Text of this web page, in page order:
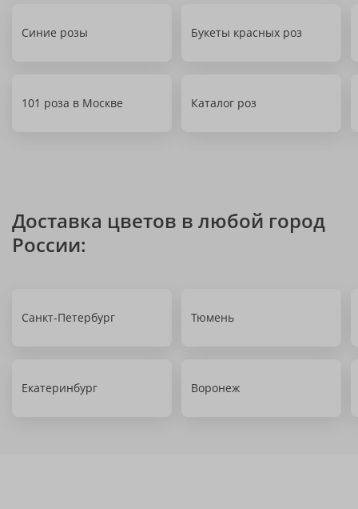
Синие розы Букеты красных роз
101 роза в Москве Каталог роз
Доставка цветов в любой город
России:
Санкт-Петербург Тюмень
Екатеринбург Воронеж